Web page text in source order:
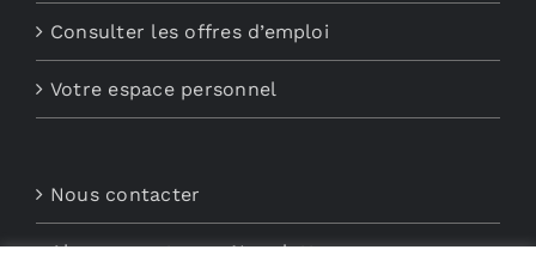
Consulter les offres d’emploi
Votre espace personnel
Nous contacter
Abonnements aux Newsletters